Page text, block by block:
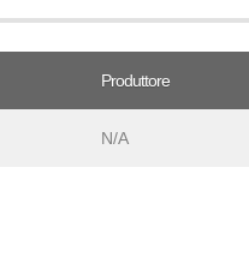
Produttore
N/A